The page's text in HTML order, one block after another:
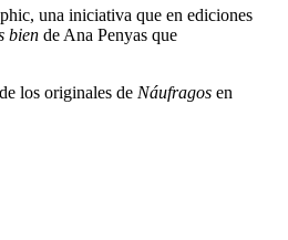
una iniciativa que en ediciones
bien de Ana Penyas que
los originales de Náufragos en